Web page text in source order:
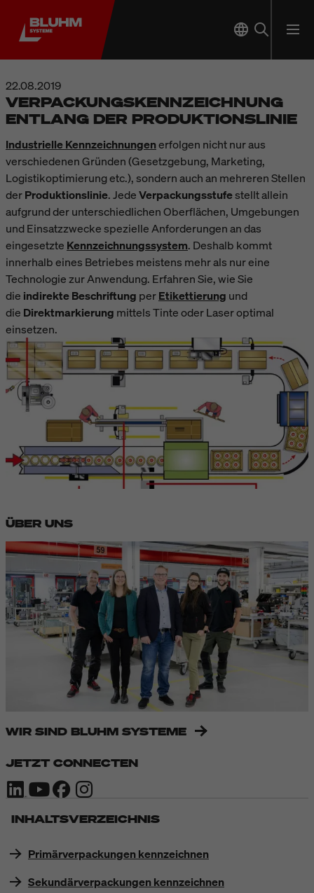
22.08.2019
VERPACKUNGSKENNZEICHNUNG
ENTLANG DER PRODUKTIONSLINIE
Industrielle Kennzeichnungenerfolgen nicht nur aus
verschiedenen Gründen (Gesetzgebung, Marketing,
Logistikoptimierung etc.), sondern auch an mehreren Stellen
derProduktionslinie. JedeVerpackungsstufestellt allein
aufgrund der unterschiedlichen Oberflächen, Umgebungen
und Einsatzzwecke spezielle Anforderungen an das
eingesetzte Kennzeichnungssystem. Deshalb kommt
innerhalb eines Betriebes meistens mehr als nur eine
Technologie zur Anwendung. Erfahren Sie, wie Sie
die indirekte Beschriftung perEtikettierung und
die Direktmarkierung mittels Tinte oder Laser optimal
einsetzen.
ÜBER UNS
WIR SIND BLUHM SYSTEME
JETZT CONNECTEN
INHALTSVERZEICHNIS
Primärverpackungen kennzeichnen
Sekundärverpackungen kennzeichnen